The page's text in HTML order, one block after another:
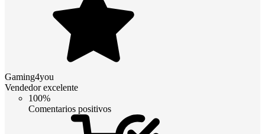
Gaming4you
Vendedor excelente
100%
Comentarios positivos